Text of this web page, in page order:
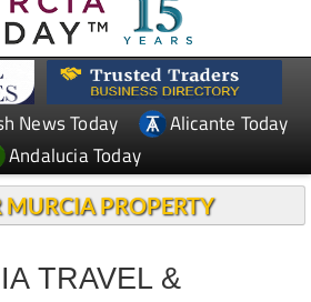
News Today
Alicante Today
Andalucia Today
MURCIA PROPERTY
TRAVEL &